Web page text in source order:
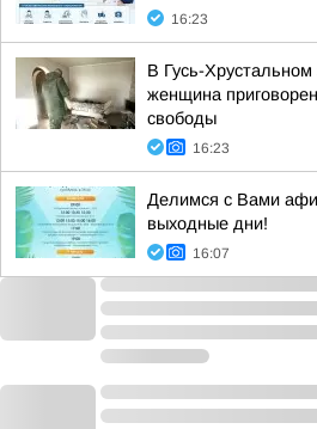
16:23
В Гусь-
женщина
свободы
16:23
Делимся с Вами
выходные дни!
16:07